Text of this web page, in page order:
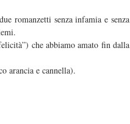
romanzetti senza infamia e senza
che abbiamo amato fin dalla
arancia e cannella).